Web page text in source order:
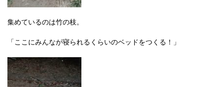
集めているのは竹の枝。
「ここにみんなが寝られるくらいのベッドをつくる！」